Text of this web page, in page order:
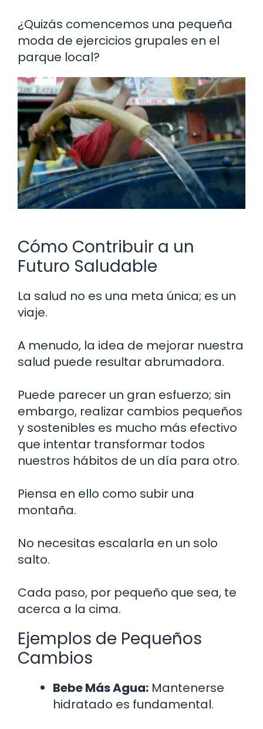
¿Quizás comencemos una pequeña
moda de ejercicios grupales en el
parque local?
Cómo Contribuir a un
Futuro Saludable
La salud no es una meta única; es un
viaje.
A menudo, la idea de mejorar nuestra
salud puede resultar abrumadora.
Puede parecer un gran esfuerzo; sin
embargo, realizar cambios pequeños
y sostenibles es mucho más efectivo
que intentar transformar todos
nuestros hábitos de un día para otro.
Piensa en ello como subir una
montaña.
No necesitas escalarla en un solo
salto.
Cada paso, por pequeño que sea, te
acerca a la cima.
Ejemplos de Pequeños
Cambios
Bebe Más Agua: Mantenerse
hidratado es fundamental.